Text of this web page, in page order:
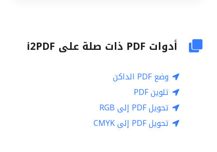
أدوات PDF ذات صلة على i2PDF
وضع PDF الداكن
تلوين PDF
تحويل PDF إلى RGB
تحويل PDF إلى CMYK